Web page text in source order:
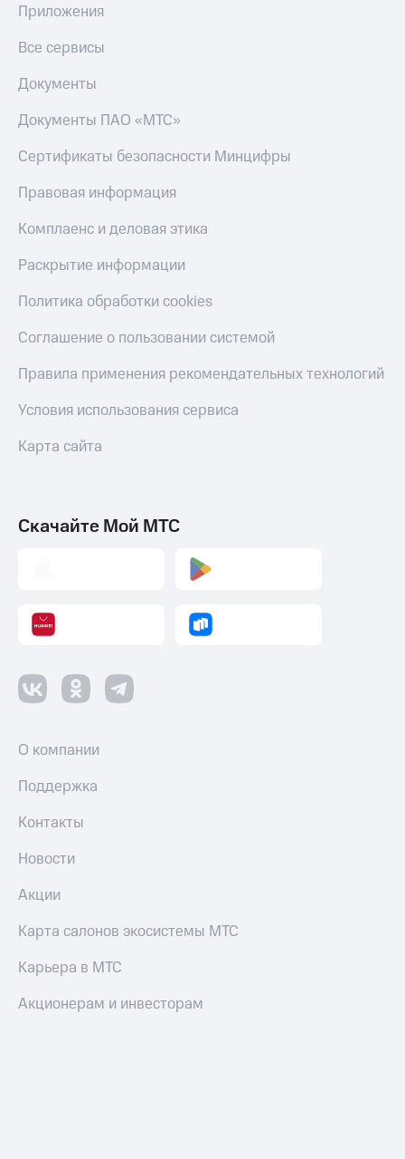
Приложения
Все сервисы
Документы
Документы ПАО «МТС»
Сертификаты безопасности Минцифры
Правовая информация
Комплаенс и деловая этика
Раскрытие информации
Политика обработки cookies
Соглашение о пользовании системой
Правила применения рекомендательных технологий
Условия использования сервиса
Карта сайта
Скачайте Мой МТС
О компании
Поддержка
Контакты
Новости
Акции
Карта салонов экосистемы МТС
Карьера в МТС
Акционерам и инвесторам